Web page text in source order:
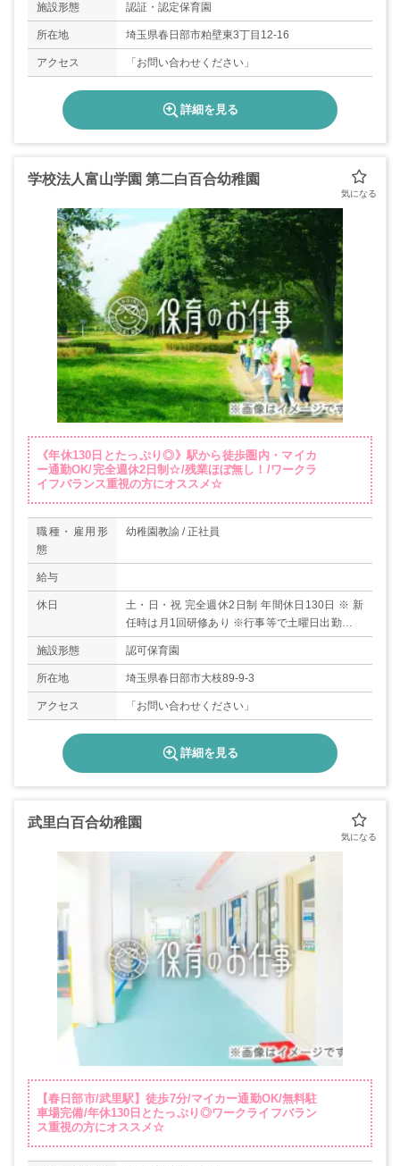
施設形態 認証・認定保育園
所在地 埼玉県春日部市粕壁東3丁目12-16
アクセス 「お問い合わせください」
詳細を見る
学校法人富山学園 第二白百合幼稚園
《年休130日とたっぷり◎》駅から徒歩圏内・マイカ
ー通勤OK/完全週休2日制☆/残業ほぼ無し！/ワークラ
イフバランス重視の方にオススメ☆
職種・雇用形
態
幼稚園教諭 / 正社員
給与
休日
土・日・祝 完全週休2日制 年間休日130日 ※ 新
任時は月1回研修あり ※行事等で土曜日出勤した
場合代休あり 産前・産後休暇（取得・復帰実績
あり） 育児休暇（取得・復帰実績あり） 介護・
看護休暇（取得・復帰実績あり） 夏期休暇 冬期
休暇 春期休暇 有給休暇（法定通り）
施設形態 認可保育園
所在地 埼玉県春日部市大枝89-9-3
アクセス 「お問い合わせください」
詳細を見る
武里白百合幼稚園
【春日部市/武里駅】徒歩7分/マイカー通勤OK/無料駐
車場完備/年休130日とたっぷり◎ワークライフバラン
ス重視の方にオススメ☆